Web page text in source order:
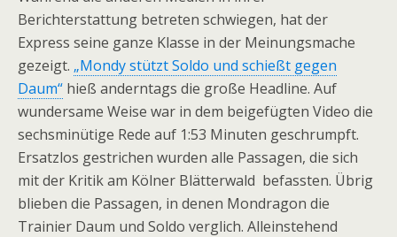
Berichterstattung betreten schwiegen, hat der
Express seine ganze Klasse in der Meinungsmache
gezeigt. „Mondy stützt Soldo und schießt gegen
Daum“ hieß anderntags die große Headline. Auf
wundersame Weise war in dem beigefügten Video die
sechsminütige Rede auf 1:53 Minuten geschrumpft.
Ersatzlos gestrichen wurden alle Passagen, die sich
mit der Kritik am Kölner Blätterwald befassten. Übrig
blieben die Passagen, in denen Mondragon die
Trainier Daum und Soldo verglich. Alleinstehend